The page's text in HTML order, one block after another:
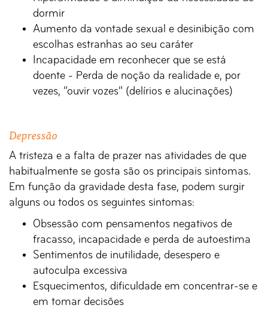
dormir
Aumento da vontade sexual e desinibição com
escolhas estranhas ao seu caráter
Incapacidade em reconhecer que se está
doente - Perda de noção da realidade e, por
vezes, “ouvir vozes” (delírios e alucinações)
Depressão
A tristeza e a falta de prazer nas atividades de que
habitualmente se gosta são os principais sintomas.
Em função da gravidade desta fase, podem surgir
alguns ou todos os seguintes sintomas:
Obsessão com pensamentos negativos de
fracasso, incapacidade e perda de autoestima
Sentimentos de inutilidade, desespero e
autoculpa excessiva
Esquecimentos, dificuldade em concentrar-se e
em tomar decisões